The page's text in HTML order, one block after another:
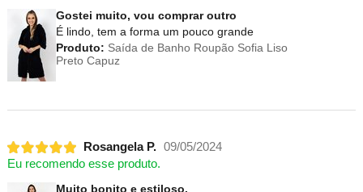
Gostei muito, vou comprar outro
É lindo, tem a forma um pouco grande
Produto: Saída de Banho Roupão Sofia Liso
Preto Capuz
Rosangela P. 09/05/2024
Eu recomendo esse produto.
Muito bonito e estiloso.